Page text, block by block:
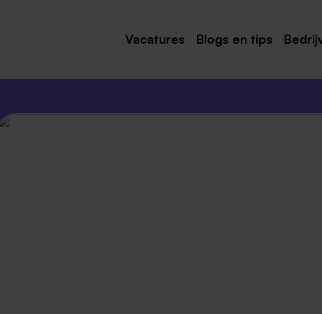
Vacatures
Maastricht
Roermond
Blogs en tips